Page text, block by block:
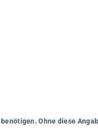
Ohne diese